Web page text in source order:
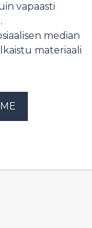
vapaasti
median
materiaali